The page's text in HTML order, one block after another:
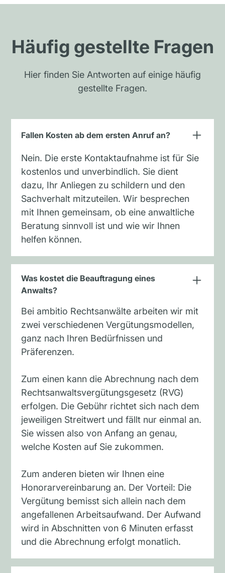
Häufig gestellte Fragen
Hier finden Sie Antworten auf einige häufig
gestellte Fragen.
Fallen Kosten ab dem ersten Anruf an?
Nein. Die erste Kontaktaufnahme ist für Sie
kostenlos und unverbindlich. Sie dient
dazu, Ihr Anliegen zu schildern und den
Sachverhalt mitzuteilen. Wir besprechen
mit Ihnen gemeinsam, ob eine anwaltliche
Beratung sinnvoll ist und wie wir Ihnen
helfen können.
Was kostet die Beauftragung eines
Anwalts?
Bei ambitio Rechtsanwälte arbeiten wir mit
zwei verschiedenen Vergütungsmodellen,
ganz nach Ihren Bedürfnissen und
Präferenzen.
Zum einen kann die Abrechnung nach dem
Rechtsanwaltsvergütungsgesetz (RVG)
erfolgen. Die Gebühr richtet sich nach dem
jeweiligen Streitwert und fällt nur einmal an.
Sie wissen also von Anfang an genau,
welche Kosten auf Sie zukommen.
Zum anderen bieten wir Ihnen eine
Honorarvereinbarung an. Der Vorteil: Die
Vergütung bemisst sich allein nach dem
angefallenen Arbeitsaufwand. Der Aufwand
wird in Abschnitten von 6 Minuten erfasst
und die Abrechnung erfolgt monatlich.